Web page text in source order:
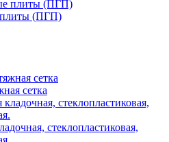
плиты (ПГП)
сетка
стеклопластиковая,